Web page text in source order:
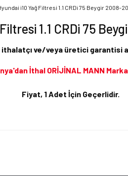
1.1 CRDi 75
ithalatçı ve/veya üretici garantisi
İthal ORİJİNAL MANN
Fiyat, 1 Adet İçin Geçerlidir.